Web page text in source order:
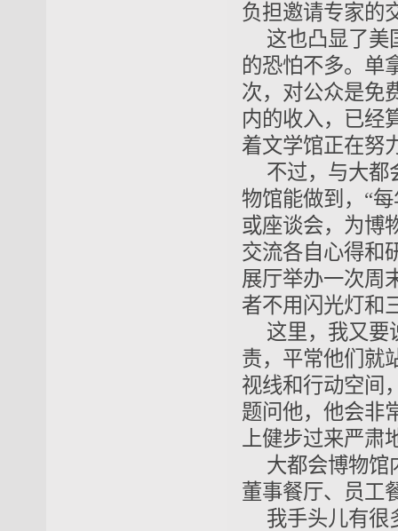
负担邀请专家的
这也凸显了美
的恐怕不多。单
次，对公众是免
内的收入，已经
着文学馆正在努
不过，与大都
物馆能做到，“
或座谈会，为博
交流各自心得和
展厅举办一次周
者不用闪光灯和
这里，我又要
责，平常他们就
视线和行动空间
题问他，他会非
上健步过来严肃
大都会博物馆
董事餐厅、员工
我手头儿有很